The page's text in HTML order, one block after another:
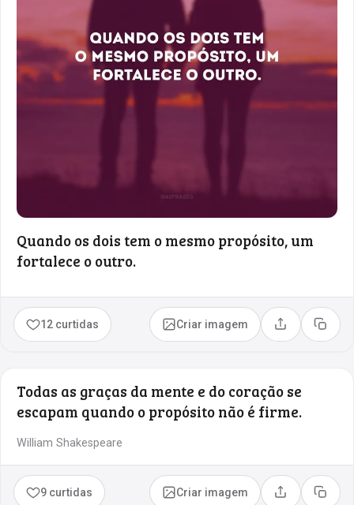
Quando os dois tem o mesmo propósito, um
fortalece o outro.
12 curtidas Criar imagem Compartilhar
Copiar
Todas as graças da mente e do coração se
escapam quando o propósito não é firme.
William Shakespeare
9 curtidas Criar imagem Compartilhar
Copiar